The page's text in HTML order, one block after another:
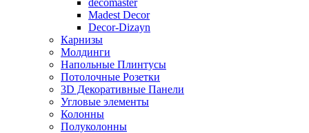
decomaster
Madest Decor
Decor-Dizayn
Карнизы
Молдинги
Напольные Плинтусы
Потолочные Розетки
3D Декоративные Панели
Угловые элементы
Колонны
Полуколонны